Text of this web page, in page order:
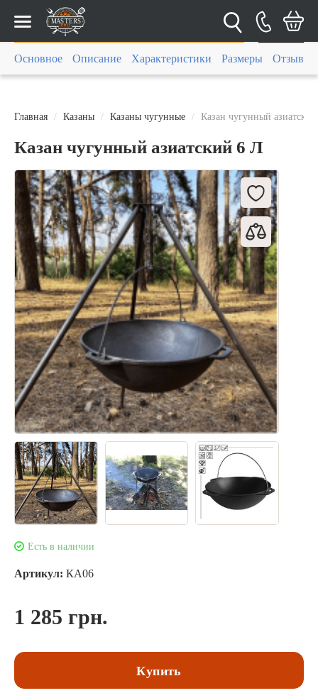
Каталог
Главная Казаны Казаны чугунные Казан чугунный
Казан чугунный азиатский 6 Л
Есть в наличии
Артикул: КА06
1 285 грн.
Купить
Основное Описание Характеристики Размеры Отзывы